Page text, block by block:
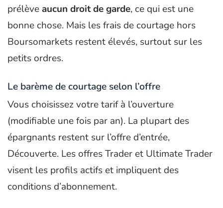
prélèveaucun droit de garde, ce qui est une
bonne chose. Mais les frais de courtage hors
Boursomarkets restent élevés, surtout sur les
petits ordres.
Le barème de courtage selon l’offre
Vous choisissez votre tarif à l’ouverture
(modifiable une fois par an). La plupart des
épargnants restent sur l’offre d’entrée,
Découverte. Les offres Trader et Ultimate Trader
visent les profils actifs et impliquent des
conditions d’abonnement.